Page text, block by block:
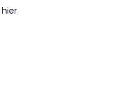
hier.